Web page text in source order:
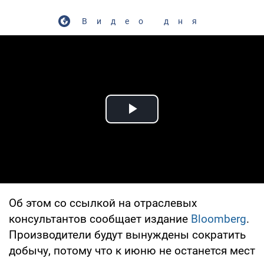
Видео дня
Play Video
Об этом со ссылкой на отраслевых
консультантов сообщает издание Bloomberg.
Производители будут вынуждены сократить
добычу, потому что к июню не останется мест